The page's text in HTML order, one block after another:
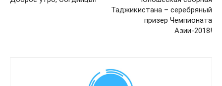
Таджикистана – серебряный
призер Чемпионата
Азии-2018!